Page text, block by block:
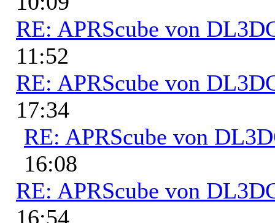
RE: APRScube von
11:52
RE: APRScube von
17:34
RE: APRScube von
16:08
RE: APRScube von
16:54